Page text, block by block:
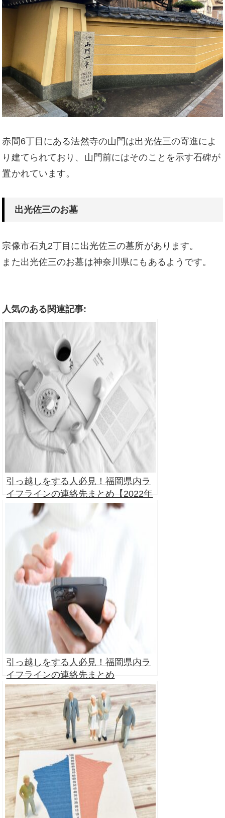
赤間6丁目にある法然寺の山門は出光佐三の寄進によ
り建てられており、山門前にはそのことを示す石碑が
置かれています。
出光佐三のお墓
宗像市石丸2丁目に出光佐三の墓所があります。
また出光佐三のお墓は神奈川県にもあるようです。
人気のある関連記事:
引っ越しをする人必見！福岡県内ラ
イフラインの連絡先まとめ【2022年
引っ越しをする人必見！福岡県内ラ
イフラインの連絡先まとめ